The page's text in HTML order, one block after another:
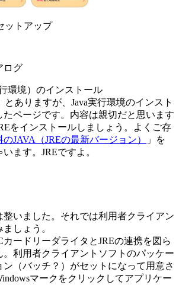
ットアップ
ログ
行環境）のインストール
とありますが、Java実行環境のインスト
たページです。内容は親切だと思います
をインストールしましょう。よくご存
のJAVA（JREの最新バージョン）
」を
ます。JREですよ。
整いました。それでは利用者クライアン
しょう。
ードリーダライタとJREの連携を図ら
。利用者クライアントソフトのパッケー
ン（バッチ？）がセットになって用意さ
マークをクリックしてアプリケー